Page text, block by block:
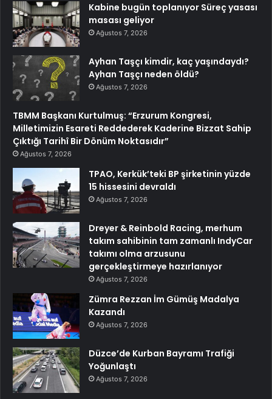
Kabine bugün toplanıyor Süreç yasası
masası geliyor
Ağustos 7, 2026
Ayhan Taşçı kimdir, kaç yaşındaydı?
Ayhan Taşçı neden öldü?
Ağustos 7, 2026
TBMM Başkanı Kurtulmuş: “Erzurum Kongresi,
Milletimizin Esareti Reddederek Kaderine Bizzat Sahip
Çıktığı Tarihî Bir Dönüm Noktasıdır”
Ağustos 7, 2026
TPAO, Kerkük’teki BP şirketinin yüzde
15 hissesini devraldı
Ağustos 7, 2026
Dreyer & Reinbold Racing, merhum
takım sahibinin tam zamanlı IndyCar
takımı olma arzusunu
gerçekleştirmeye hazırlanıyor
Ağustos 7, 2026
Zümra Rezzan İm Gümüş Madalya
Kazandı
Ağustos 7, 2026
Düzce’de Kurban Bayramı Trafiği
Yoğunlaştı
Ağustos 7, 2026